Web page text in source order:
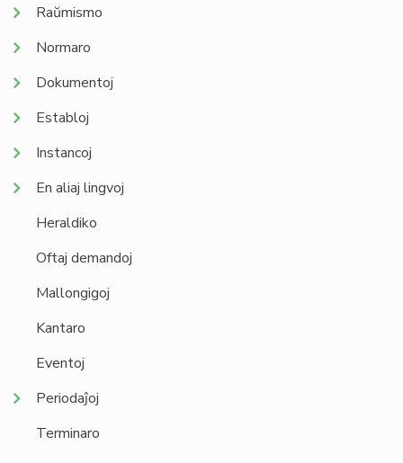
Raŭmismo
Normaro
Dokumentoj
Establoj
Instancoj
En aliaj lingvoj
Heraldiko
Oftaj demandoj
Mallongigoj
Kantaro
Eventoj
Periodaĵoj
Terminaro